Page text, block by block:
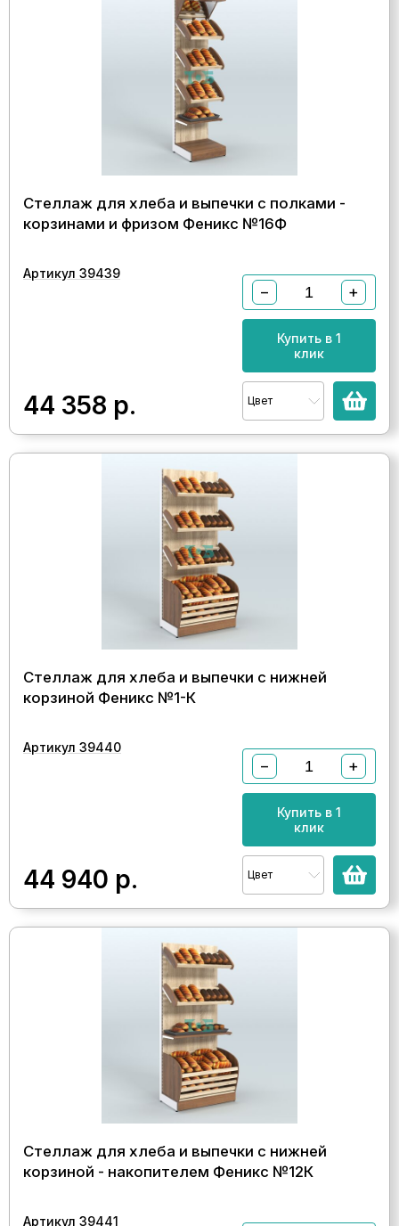
Стеллаж для хлеба и выпечки с полками -
корзинами и фризом Феникс №16Ф
Артикул 39439
44 358 р.
− +
Купить в 1
клик
Цвет
Стеллаж для хлеба и выпечки с нижней
корзиной Феникс №1-К
Артикул 39440
44 940 р.
− +
Купить в 1
клик
Цвет
Стеллаж для хлеба и выпечки с нижней
корзиной - накопителем Феникс №12К
Артикул 39441